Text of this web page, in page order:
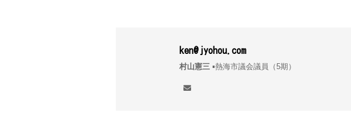
ken@jyohou.com
村山憲三 ▪︎熱海市議会議員（5期）